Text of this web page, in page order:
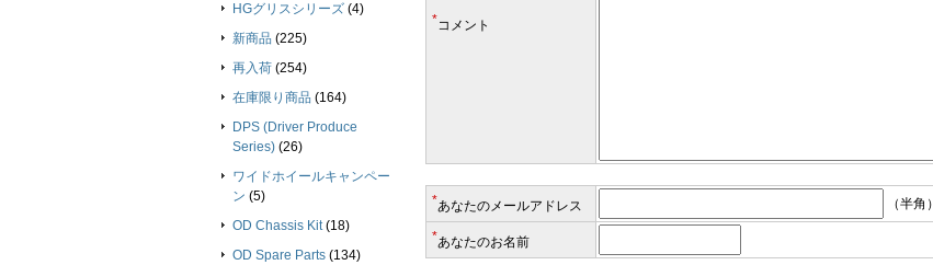
*コメント
*あなたのメールアドレス （半角）
*あなたのお名前
HGグリスシリーズ (4)
新商品 (225)
再入荷 (254)
在庫限り商品 (164)
DPS (Driver Produce
Series) (26)
ワイドホイールキャンペー
ン (5)
OD Chassis Kit (18)
OD Spare Parts (134)